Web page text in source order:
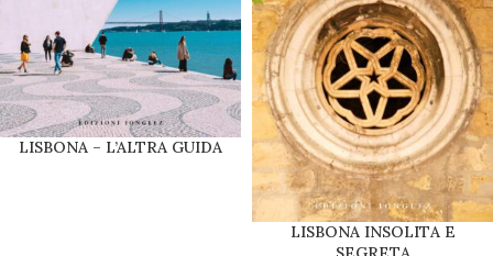
LISBONA – L’ALTRA GUIDA
LISBONA INSOLITA E